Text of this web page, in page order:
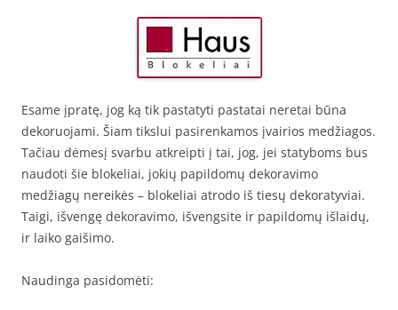
Esame įpratę, jog ką tik pastatyti pastatai neretai būna
dekoruojami. Šiam tikslui pasirenkamos įvairios medžiagos.
Tačiau dėmesį svarbu atkreipti į tai, jog, jei statyboms bus
naudoti šie blokeliai, jokių papildomų dekoravimo
medžiagų nereikės – blokeliai atrodo iš tiesų dekoratyviai.
Taigi, išvengę dekoravimo, išvengsite ir papildomų išlaidų,
ir laiko gaišimo.
Naudinga pasidomėti: